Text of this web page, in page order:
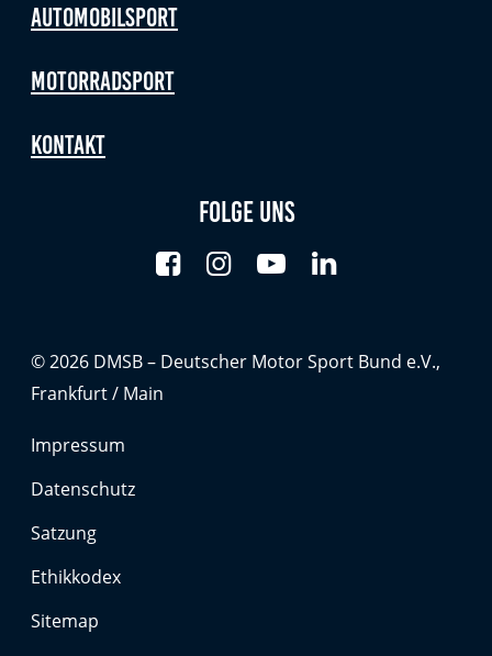
Automobilsport
Motorradsport
Kontakt
Folge uns
© 2026 DMSB – Deutscher Motor Sport Bund e.V.,
Frankfurt / Main
Impressum
Datenschutz
Satzung
Ethikkodex
Sitemap